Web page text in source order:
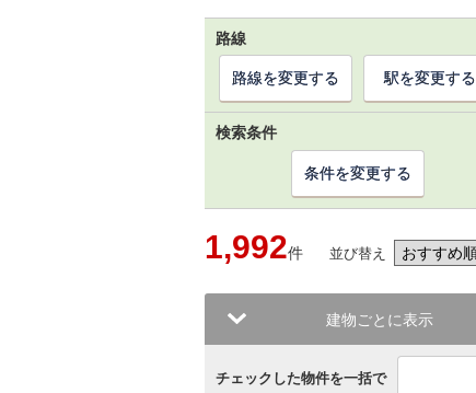
路線
路線を変更する 駅を変更する
検索条件
条件を変更する
1,992件 並び替え
建物ごとに表示
チェックした物件を一括で